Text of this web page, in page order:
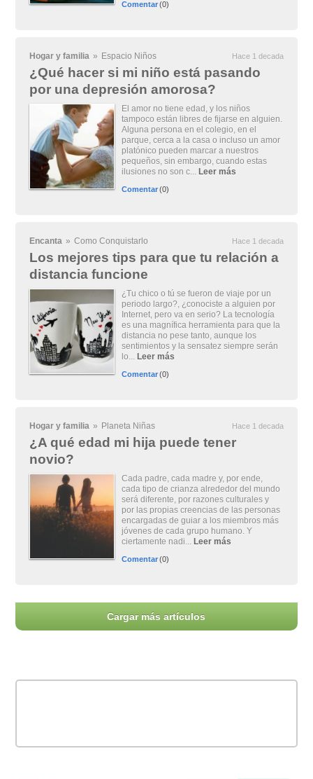
Comentar(0)
Hogar y familia » Espacio Niños Hace 1 decada
¿Qué hacer si mi niño está pasando
por una depresión amorosa?
El amor no tiene edad, y los niños
tampoco están libres de fijarse en alguien.
Alguna persona en el colegio, en el
parque, cerca a la casa o incluso un amor
platónico pueden marcar a nuestros
pequeños, sin embargo, cuando estas
ilusiones no son c... Leer más
Comentar(0)
Encanta » Como Conquistarlo Hace 1 decada
Los mejores tips para que tu relación a
distancia funcione
¿Tu chico o tú se fueron de viaje por un
periodo largo?, ¿conociste a alguien por
Internet, pero va en serio? La tecnología
es una magnífica herramienta para que la
distancia no pese tanto, aunque los
sentimientos y la sensatez siempre serán
lo... Leer más
Comentar(0)
Hogar y familia » Planeta Niñas Hace 1 decada
¿A qué edad mi hija puede tener
novio?
Cada padre, cada madre y, por ende,
cada tipo de crianza alrededor del mundo
será diferente, por razones culturales y
por las propias creencias de las personas
encargadas de guiar a los miembros más
jóvenes de cada grupo humano. Y
ciertamente nadi... Leer más
Comentar(0)
Cargar más artículos